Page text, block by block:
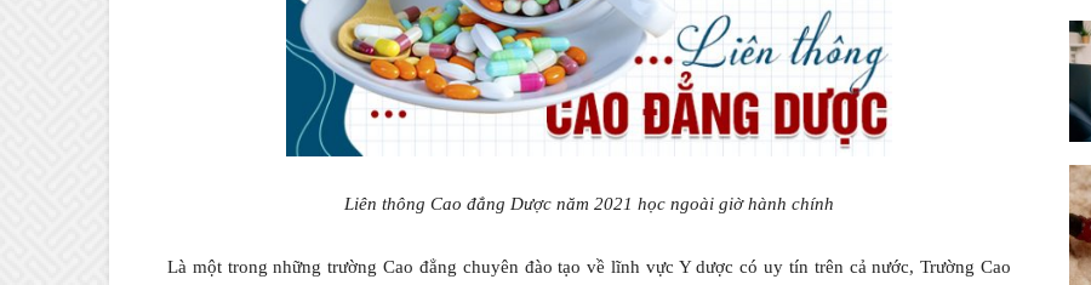
PASTEUR
ĐẮK
Liên thông Cao đẳng Dược năm 2021 học ngoài giờ hành chính
Là một trong những trường Cao đẳng chuyên đào tạo về lĩnh vực Y dược có uy tín trên cả nước, Trường Cao